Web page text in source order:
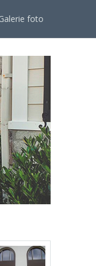
foto